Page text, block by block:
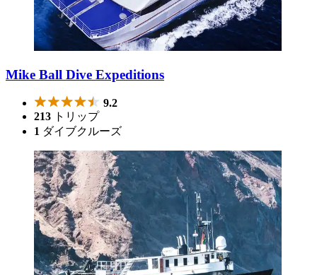
Mike Ball Dive Expeditions
9.2
213 トリップ
1 ダイブクルーズ